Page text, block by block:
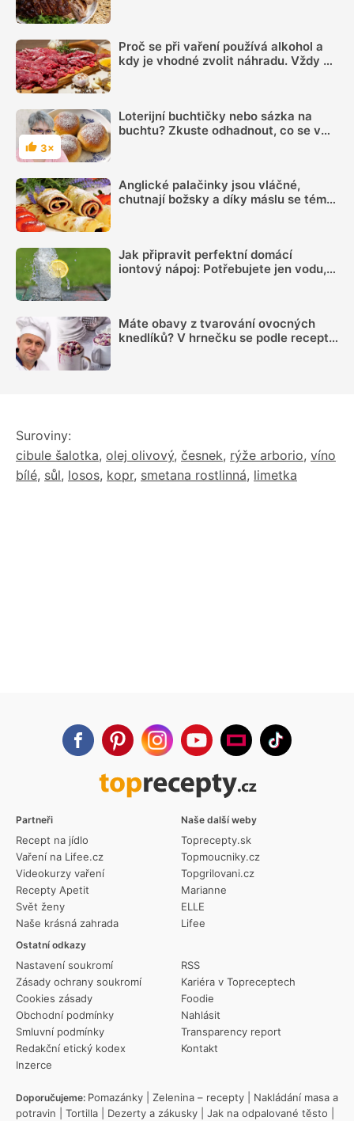
Proč se při vaření používá alkohol a
kdy je vhodné zvolit náhradu. Vždy se
Hodnocení
3×
Loterijní buchtičky nebo sázka na
buchtu? Zkuste odhadnout, co se v
Anglické palačinky jsou vláčné,
chutnají božsky a díky máslu se téměř
Jak připravit perfektní domácí
iontový nápoj: Potřebujete jen vodu,
Máte obavy z tvarování ovocných
knedlíků? V hrnečku se podle receptu
Suroviny:
cibule šalotka, olej olivový, česnek, rýže arborio, víno
bílé, sůl, losos, kopr, smetana rostlinná, limetka
Partneři
Recept na jídlo
Vaření na Lifee.cz
Videokurzy vaření
Recepty Apetit
Svět ženy
Naše krásná zahrada
Ostatní odkazy
Nastavení soukromí
Zásady ochrany soukromí
Cookies zásady
Obchodní podmínky
Smluvní podmínky
Redakční etický kodex
Inzerce
RSS
Kariéra v Topreceptech
Foodie
Nahlásit
Transparency report
Kontakt
Naše další weby
Toprecepty.sk
Topmoucniky.cz
Topgrilovani.cz
Marianne
ELLE
Lifee
Doporučujeme: Pomazánky Zelenina – recepty
Nakládání masa a
potravin
Tortilla Dezerty a zákusky Jak na odpalované těsto